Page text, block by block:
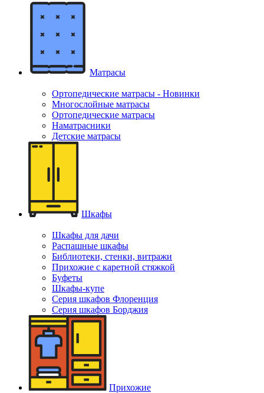
Матрасы
Ортопедические матрасы - Новинки
Многослойные матрасы
Ортопедические матрасы
Наматрасники
Детские матрасы
Шкафы
Шкафы для дачи
Распашные шкафы
Библиотеки, стенки, витражи
Прихожие с каретной стяжкой
Буфеты
Шкафы-купе
Серия шкафов Флоренция
Серия шкафов Борджия
Прихожие